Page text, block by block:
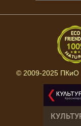
© 2009-2025